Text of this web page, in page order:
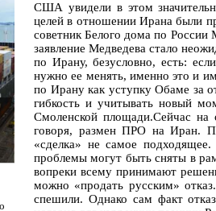
США увидели в этом
целей в отношении Ирана были
советник Белого дома по
заявление Медведева стало
по Ирану, безусловно, есть:
нужно ее менять, именно это и
по Ирану как уступку Обаме за
гибкость и учитывать новый
Смоленской площади.Сейчас
говоря, размен ПРО на Иран.
«сделка» не самое
проблемы могут быть сняты в
вопреки всему принимают
можно «продать русским»
спешили. Однако сам факт